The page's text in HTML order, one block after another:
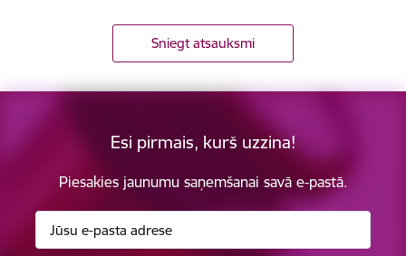
Sniegt atsauksmi
Esi pirmais, kurš uzzina!
Piesakies jaunumu saņemšanai savā e-pastā.